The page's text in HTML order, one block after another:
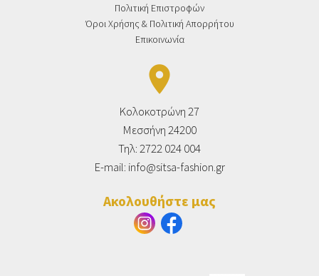
Πολιτική Επιστροφών
Όροι Χρήσης & Πολιτική Απορρήτου
Επικοινωνία
place
Κολοκοτρώνη 27
Μεσσήνη 24200
Τηλ: 2722 024 004
E-mail: info@sitsa-fashion.gr
Ακολουθήστε μας